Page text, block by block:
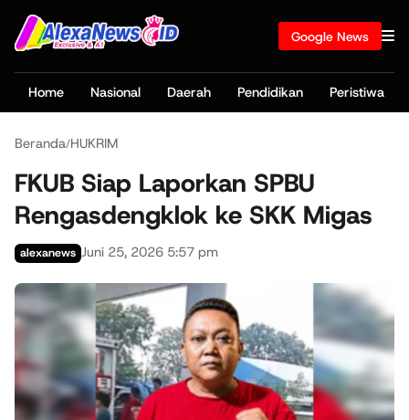
Google News
Home Nasional Daerah Pendidikan Peristiwa
Beranda/HUKRIM
FKUB Siap Laporkan SPBU
Rengasdengklok ke SKK Migas
alexanews Juni 25, 2026 5:57 pm